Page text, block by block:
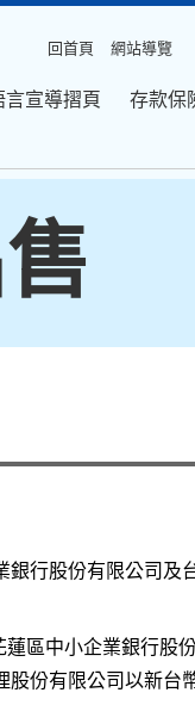
回首頁 網站導覽
言宣導摺頁 存款保
行股份有限公司及
區中小企業銀行股
份有限公司以新台